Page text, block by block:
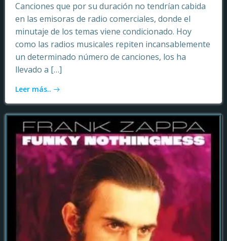
Canciones que por su duración no tendrían cabida
en las emisoras de radio comerciales, donde el
minutaje de los temas viene condicionado. Hoy
como las radios musicales repiten incansablemente
un determinado número de canciones, los ha
llevado a […]
Leer más..